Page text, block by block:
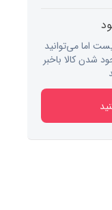
اما می‌توانید
شدن کالا باخبر